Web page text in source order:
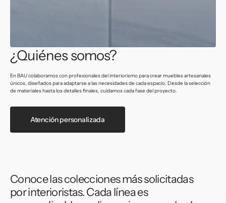
¿Quiénes somos?
En BAU colaboramos con profesionales del interiorismo para crear muebles artesanales
únicos, diseñados para adaptarse a las necesidades de cada espacio. Desde la selección
de materiales hasta los detalles finales, cuidamos cada fase del proyecto.
Atención personalizada
Conoce las colecciones más solicitadas
por interioristas. Cada línea es